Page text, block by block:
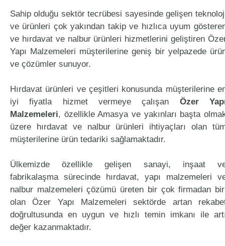
Sahip olduğu sektör tecrübesi sayesinde gelişen
ve ürünleri çok yakından takip ve hızlıca uyum
ve hırdavat ve nalbur ürünleri hizmetlerini geliştiren
Yapı Malzemeleri müşterilerine geniş bir yelpazede
ve çözümler sunuyor.
Hırdavat ürünleri ve çeşitleri konusunda müşterilerine
iyi fiyatla hizmet vermeye çalışan Özer
Malzemeleri, özellikle Amasya ve yakınları başta
üzere hırdavat ve nalbur ürünleri ihtiyaçları olan
müşterilerine ürün tedariki sağlamaktadır.
Ülkemizde özellikle gelişen sanayi, inşaat
fabrikalaşma sürecinde hırdavat, yapı malzemeleri
nalbur malzemeleri çözümü üreten bir çok firmadan
olan Özer Yapı Malzemeleri sektörde artan
doğrultusunda en uygun ve hızlı temin imkanı ile
değer kazanmaktadır.